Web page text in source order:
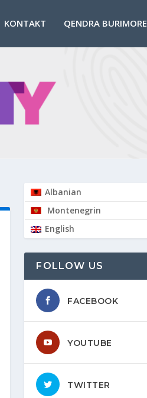
KONTAKT QENDRA BURIMORE
Albanian
Montenegrin
English
FOLLOW US
FACEBOOK
YOUTUBE
TWITTER